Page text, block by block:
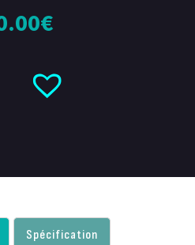
€
Spécification